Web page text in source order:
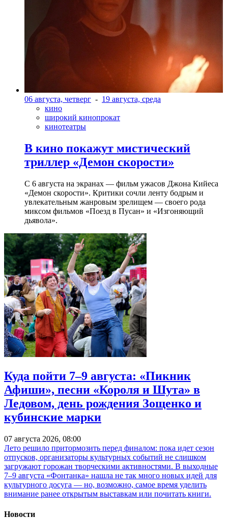
06 августа, четверг - 19 августа, среда
кино
широкий кинопрокат
кинотеатры
В кино покажут мистический
триллер «Демон скорости»
С 6 августа на экранах — фильм ужасов Джона Кийеса
«Демон скорости». Критики сочли ленту бодрым и
увлекательным жанровым зрелищeм — своего рода
миксом фильмов «Поезд в Пусан» и «Изгоняющий
дьявола».
Куда пойти 7–9 августа: «Пикник
Афиши», песни «Короля и Шута» в
Ледовом, день рождения Зощенко и
кубинские марки
07 августа 2026, 08:00
Лето решило притормозить перед финалом: пока идет сезон
отпусков, организаторы культурных событий не слишком
загружают горожан творческими активностями. В выходные
7–9 августа «Фонтанка» нашла не так много новых идей для
культурного досуга — но, возможно, самое время уделить
внимание ранее открытым выставкам или почитать книги.
Новости